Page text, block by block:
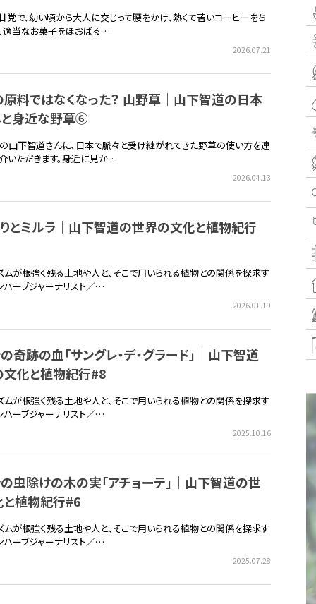
党で、幼い頃から大人に交じって腰をかけ、熱くて苦いコーヒーをち
適当なお菓子をほおばる…
2026.07.21
料ではなくなった？ 山野草｜山下智道の日本
身近な野草⑥
山下智道さんに、日本で脈々と受け継がれてきた野草の使い方を連
いただきます。身近に見か…
2026.04.13
とミルラ｜山下智道の世界の文化と植物紀行
ムが根強く残る土地や人と、そこで用いられる植物との関係を探求す
ハーブジャーナリスト／…
2026.01.19
奇跡の血「サングレ・デ・グラード」｜山下智道
化と植物紀行#8
ムが根強く残る土地や人と、そこで用いられる植物との関係を探求す
ハーブジャーナリスト／…
2025.10.16
虫除けの木の実「アチョーテ」｜山下智道の世
植物紀行#6
ムが根強く残る土地や人と、そこで用いられる植物との関係を探求す
ハーブジャーナリスト／…
2025.07.28